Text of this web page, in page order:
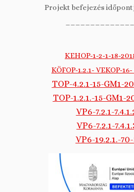
Projekt befejezés
KEHOP-1-2-1-18-
KÖFOP-1.2.1- VEKOP-
TOP-4.2.1-15-GM1-
TOP-1.2.1.-15-GM1-
VP6-7.2.1-
VP6-7.2.1-
VP6-19.2.1.-